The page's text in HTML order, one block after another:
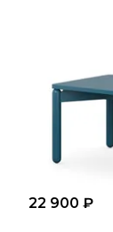
22 900 ₽